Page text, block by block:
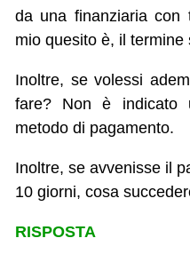
da una finanziaria con
mio quesito è, il
Inoltre, se volessi
fare? Non è indicato
metodo di pagamento.
Inoltre, se avvenisse il
10 giorni, cosa
RISPOSTA